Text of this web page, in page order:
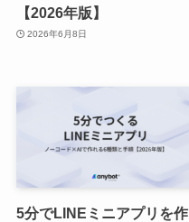
【2026年版】
2026年6月8日
5分でLINEミニアプリを作